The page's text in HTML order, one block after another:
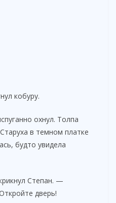
кобуру.
охнул. Толпа
в темном платке
будто увидела
Степан. —
дверь!